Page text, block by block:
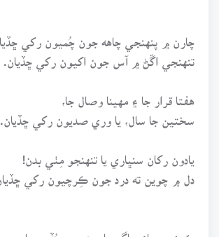
چارن ۾ پنهنجي چاهه جون چُميون رکي
تنهنجي اڱڻ ۾ آس جون اکيون رکي ڇڏيان.
هفتا قرار جا ۽ مهينا وصال جا،
سختين جا سال، يا وري صديون رکي ڇڏيان.
يادون رکان سنڀاري يا تنهنجو مِٺي بدن!
دل ۾ چوين ته درد جون ڪِرچيون رکي
ڪيئي جهاز جاڳ جا، جنهن ۾ ٻُڏي ويا،